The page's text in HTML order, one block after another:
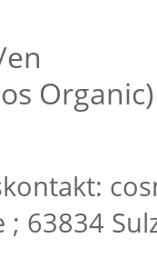
Organic)
63834